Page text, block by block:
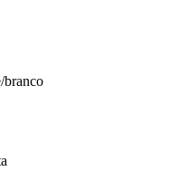
branco